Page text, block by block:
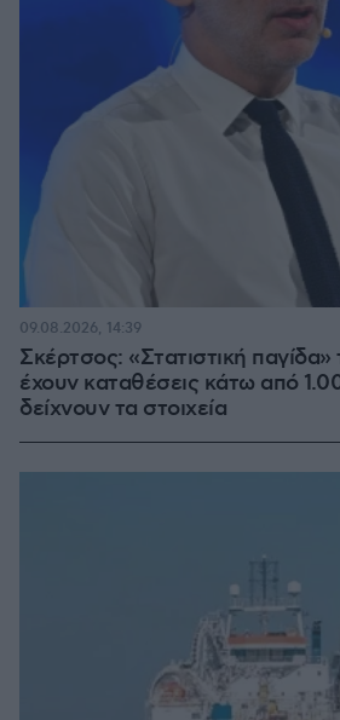
Σκέρτσος: «Στατιστική παγίδα»
έχουν καταθέσεις κάτω από
δείχνουν τα στοιχεία
09.08.2026, 14:39